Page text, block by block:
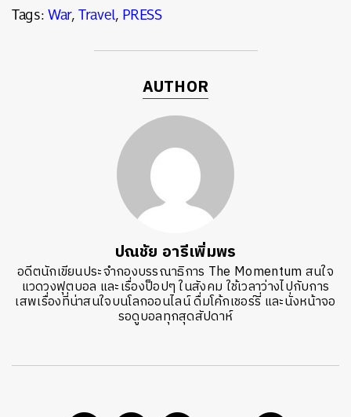
Tags:War,Travel,PRESS
AUTHOR
ปณชัย อารีเพิ่มพร
อดีตนักเขียนประจำกองบรรณาธิการ The Momentum สนใจ
แวดวงฟุตบอล และเรื่องป็อปๆ ในสังคม ใช้เวลาว่างไปกับการ
เสพเรื่องที่น่าสนใจบนโลกออนไลน์ ดื่มโค้กเชอร์รี่ และนั่งหน้าจอ
รอดูบอลทุกสุดสัปดาห์